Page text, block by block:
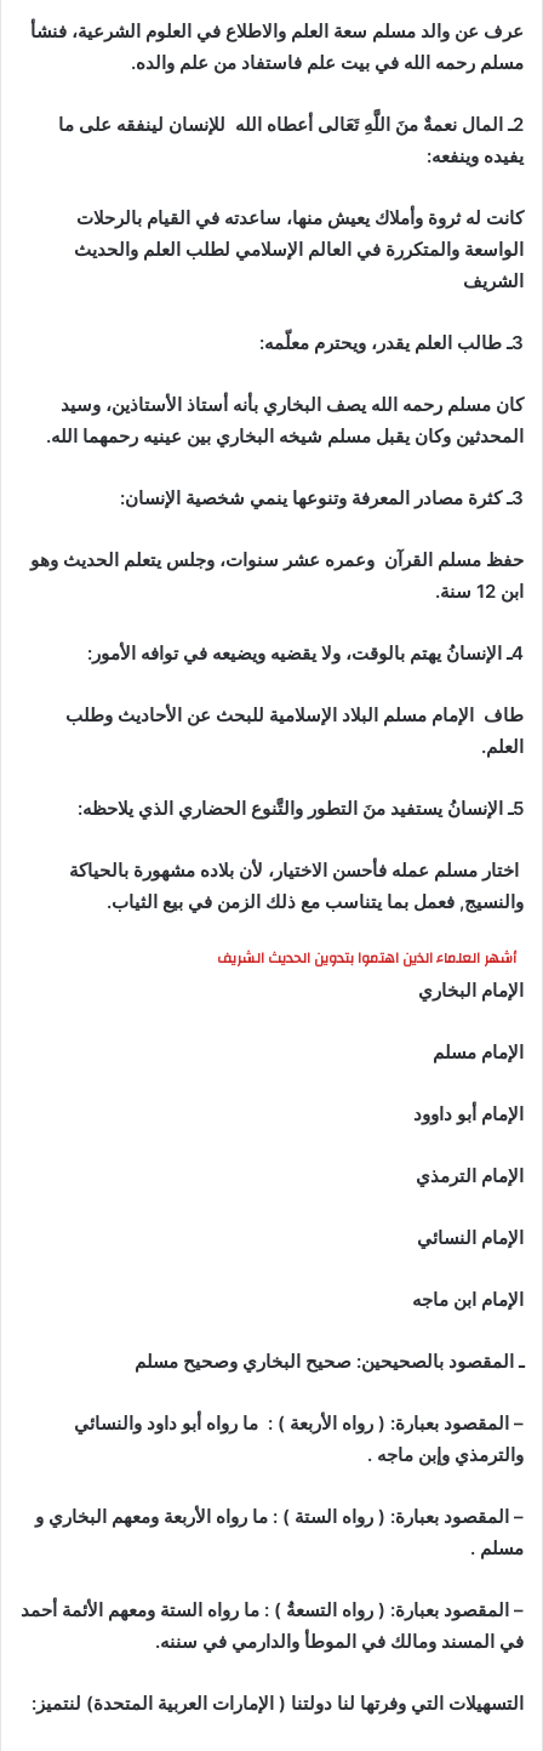
عرف عن والد مسلم سعة العلم والاطلاع في العلوم الشرعية، فنشأ
مسلم رحمه الله في بيت علم فاستفاد من علم والده.
2ـ المال نعمةٌ منَ اللَّهِ تَعَالى أعطاه الله للإنسان لينفقه على ما
يفيده وينفعه:
كانت له ثروة وأملاك يعيش منها، ساعدته في القيام بالرحلات
الواسعة والمتكررة في العالم الإسلامي لطلب العلم والحديث
الشريف
3ـ طالب العلم يقدر، ويحترم معلّمه:
كان مسلم رحمه الله يصف البخاري بأنه أستاذ الأستاذين، وسيد
المحدثين وكان يقبل مسلم شيخه البخاري بين عينيه رحمهما الله.
3ـ كثرة مصادر المعرفة وتنوعها ينمي شخصية الإنسان:
حفظ مسلم القرآن وعمره عشر سنوات، وجلس يتعلم الحديث وهو
ابن 12 سنة.
4ـ الإنسانُ يهتم بالوقت، ولا يقضيه ويضيعه في توافه الأمور:
طاف الإمام مسلم البلاد الإسلامية للبحث عن الأحاديث وطلب
العلم.
5ـ الإنسانُ يستفيد منَ التطور والتَّنوع الحضاري الذي يلاحظه:
اختار مسلم عمله فأحسن الاختيار، لأن بلاده مشهورة بالحياكة
والنسيج, فعمل بما يتناسب مع ذلك الزمن في بيع الثياب.
أشهر العلماء الذين اهتموا بتدوين الحديث الشريف
الإمام البخاري
الإمام مسلم
الإمام أبو داوود
الإمام الترمذي
الإمام النسائي
الإمام ابن ماجه
ـ المقصود بالصحيحين: صحيح البخاري وصحيح مسلم
– المقصود بعبارة: ( رواه الأربعة ) : ما رواه أبو داود والنسائي
والترمذي وإبن ماجه .
– المقصود بعبارة: ( رواه الستة ) : ما رواه الأربعة ومعهم البخاري و
مسلم .
– المقصود بعبارة: ( رواه التسعةُ ) : ما رواه الستة ومعهم الأئمة أحمد
في المسند ومالك في الموطأ والدارمي في سننه.
التسهيلات التي وفرتها لنا دولتنا ( الإمارات العربية المتحدة) لنتميز: